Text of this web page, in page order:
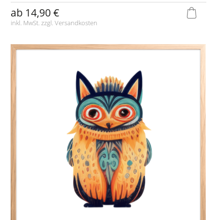
ab 14,90 €
inkl. MwSt. zzgl.Versandkosten